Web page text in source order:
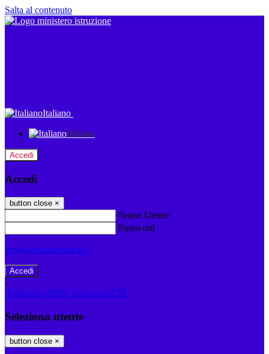
Salta al contenuto
Italiano
Italiano
Accedi
Accedi
button close ×
Nome Utente
Password
Password dimenticata?
-
Entra con SPID Entra con CIE
Seleziona utente
button close ×